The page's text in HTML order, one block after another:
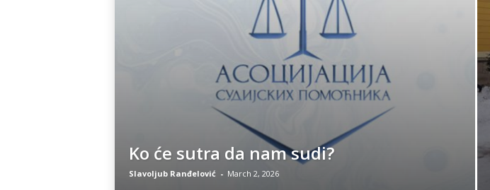
Ko će sutra da nam sudi?
Slavoljub Ranđelović - March 2, 2026